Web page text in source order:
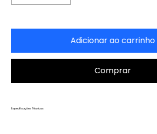
Adicionar ao carrinho
Comprar
Especificações Técnicas